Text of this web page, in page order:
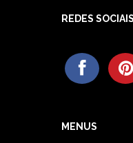
REDES SOCIAIS
MENUS